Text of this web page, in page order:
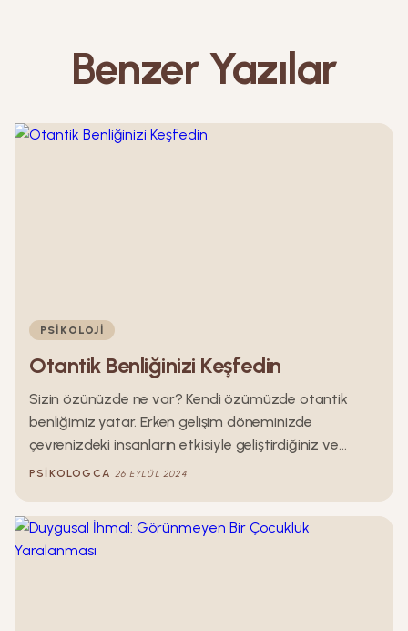
Benzer Yazılar
PSIKOLOJI
Otantik Benliğinizi Keşfedin
Sizin özünüzde ne var? Kendi özümüzde otantik
benliğimiz yatar. Erken gelişim döneminizde
çevrenizdeki insanların etkisiyle geliştirdiğiniz ve
adapte ettiğiniz benliğiniz, otantik değildir. Erken
nasıl bir yetişkin olduğunuzun temellerini oluşturur.
Sıklıkla insanlar kendi ailelerindeki sıkıntılarla başa
çıkmak ve hayatta kalabilmek için kendi benliklerini
PSIKOLOGCA 26 EYLÜL 2024